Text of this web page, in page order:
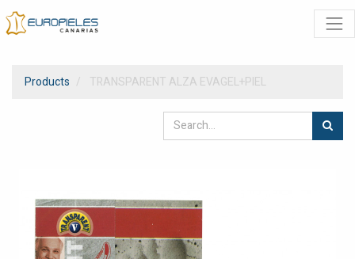
Products TRANSPARENT ALZA EVAGEL+PIEL